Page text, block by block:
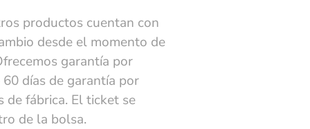
productos cuentan con
desde el momento de
garantía por
días de garantía por
de fábrica. El ticket se
de la bolsa.